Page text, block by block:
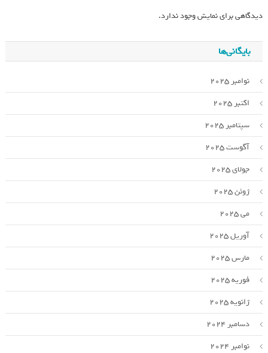
دیدگاهی برای نمایش وجود ندارد.
بایگانی‌ها
نوامبر 2025
اکتبر 2025
سپتامبر 2025
آگوست 2025
جولای 2025
ژوئن 2025
می 2025
آوریل 2025
مارس 2025
فوریه 2025
ژانویه 2025
دسامبر 2024
نوامبر 2024